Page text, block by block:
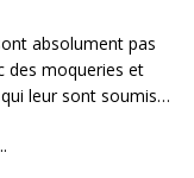
absolument pas
des moqueries et
leur sont soumis…